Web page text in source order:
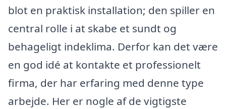
blot en praktisk installation; den spiller en
central rolle i at skabe et sundt og
behageligt indeklima. Derfor kan det være
en god idé at kontakte et professionelt
firma, der har erfaring med denne type
arbejde. Her er nogle af de vigtigste